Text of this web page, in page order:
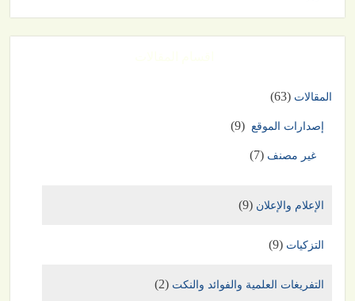
المقالات (63)
إصدارات الموقع (9)
غير مصنف (7)
الإعلام والإعلان (9)
التزكيات (9)
التفريغات العلمية والفوائد والنكت (2)